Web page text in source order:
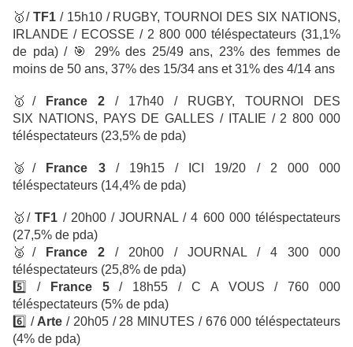
🥇/ TF1/ 15h10 / RUGBY, TOURNOI DES SIX NATIONS,
IRLANDE / ECOSSE / 2 800 000 téléspectateurs (31,1%
de pda) / 🎯
29% des 25/49 ans, 23% des femmes de
moins de 50 ans, 37% des 15/34 ans et 31% des 4/14 ans
🥇 / France 2 / 17h40 / RUGBY, TOURNOI DES
SIX NATIONS, PAYS DE GALLES / ITALIE / 2 800 000
téléspectateurs (23,5% de pda)
🥈/ France 3 / 19h15 / ICI 19/20 / 2 000 000
téléspectateurs (14,4% de pda)
🥇/TF1 / 20h00 / JOURNAL / 4 600 000 téléspectateurs
(27,5% de pda)
🥈 / France 2 / 20h00 / JOURNAL / 4 300 000
téléspectateurs (25,8% de pda)
5️⃣ /
France 5/ 18h55 / C A VOUS / 760 000
téléspectateurs (5% de pda)
6️⃣ / Arte / 20h05 / 28 MINUTES / 676 000 téléspectateurs
(4% de pda)